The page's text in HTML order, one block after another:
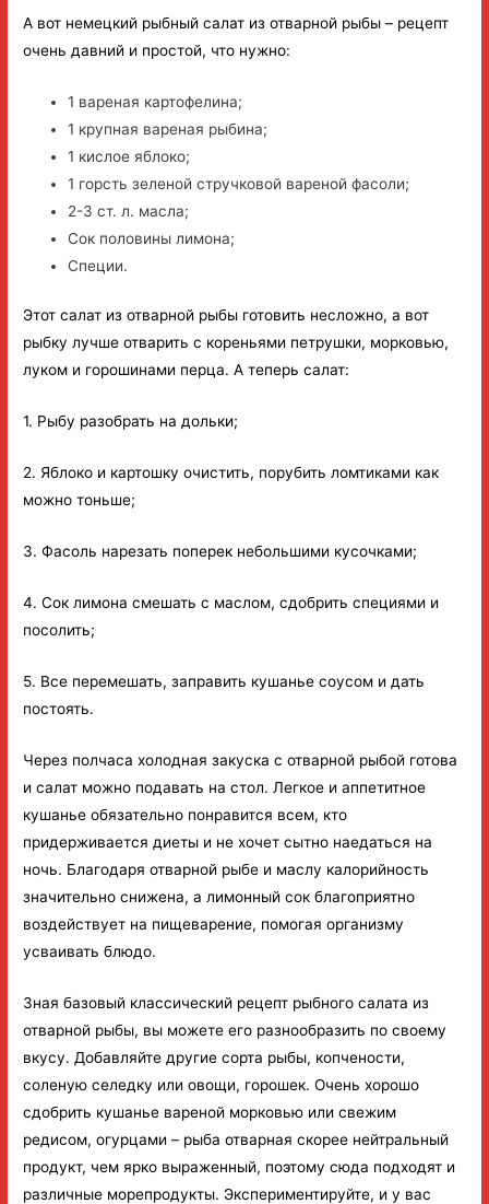
А вот немецкий рыбный салат из отварной рыбы – рецепт
очень давний и простой, что нужно:
1 вареная картофелина;
1 крупная вареная рыбина;
1 кислое яблоко;
1 горсть зеленой стручковой вареной фасоли;
2-3 ст. л. масла;
Сок половины лимона;
Специи.
Этот салат из отварной рыбы готовить несложно, а вот
рыбку лучше отварить с кореньями петрушки, морковью,
луком и горошинами перца. А теперь салат:
1. Рыбу разобрать на дольки;
2. Яблоко и картошку очистить, порубить ломтиками как
можно тоньше;
3. Фасоль нарезать поперек небольшими кусочками;
4. Сок лимона смешать с маслом, сдобрить специями и
посолить;
5. Все перемешать, заправить кушанье соусом и дать
постоять.
Через полчаса холодная закуска с отварной рыбой готова
и салат можно подавать на стол. Легкое и аппетитное
кушанье обязательно понравится всем, кто
придерживается диеты и не хочет сытно наедаться на
ночь. Благодаря отварной рыбе и маслу калорийность
значительно снижена, а лимонный сок благоприятно
воздействует на пищеварение, помогая организму
усваивать блюдо.
Зная базовый классический рецепт рыбного салата из
отварной рыбы, вы можете его разнообразить по своему
вкусу. Добавляйте другие сорта рыбы, копчености,
соленую селедку или овощи, горошек. Очень хорошо
сдобрить кушанье вареной морковью или свежим
редисом, огурцами – рыба отварная скорее нейтральный
продукт, чем ярко выраженный, поэтому сюда подходят и
различные морепродукты. Экспериментируйте, и у вас